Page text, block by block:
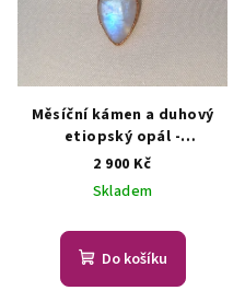
Měsíční kámen a duhový
etiopský opál -
šperk/náhrdelník
AUTORSKÁ TVORBA ŠPERKŮ
Z MINERÁLŮ
2 900 Kč
Skladem
Do košíku